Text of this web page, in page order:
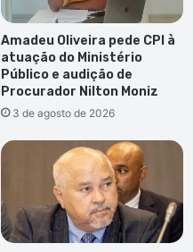
Amadeu Oliveira pede CPI à
atuação do Ministério
Público e audição de
Procurador Nilton Moniz
3 de agosto de 2026